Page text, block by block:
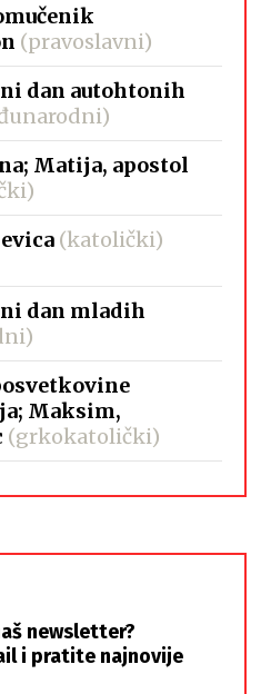
(pravoslavni)
dan autohtonih
Matija, apostol
(katolički)
dan mladih
Maksim,
(grkokatolički)
newsletter?
i pratite najnovije